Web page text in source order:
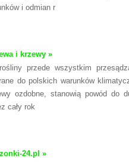
i odmian r
i krzewy »
przede wszystkim
do polskich warunków
ozdobne, stanowią powód do
cały rok
24.pl »